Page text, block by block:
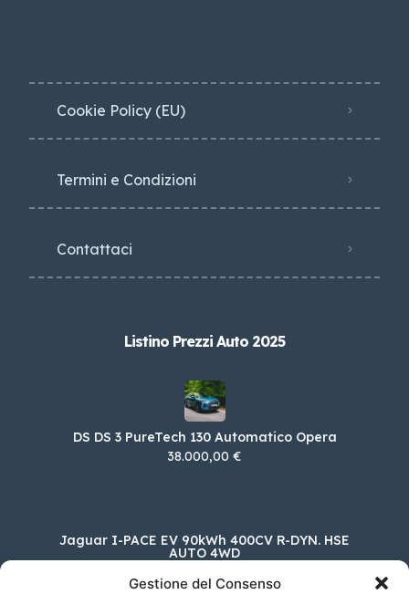
Gestione del Consenso
Cookie Policy (EU)
Termini e Condizioni
Contattaci
Listino Prezzi Auto 2025
DS DS 3 PureTech 130 Automatico Opera
38.000,00 €
Jaguar I-PACE EV 90kWh 400CV R-DYN. HSE
AUTO 4WD